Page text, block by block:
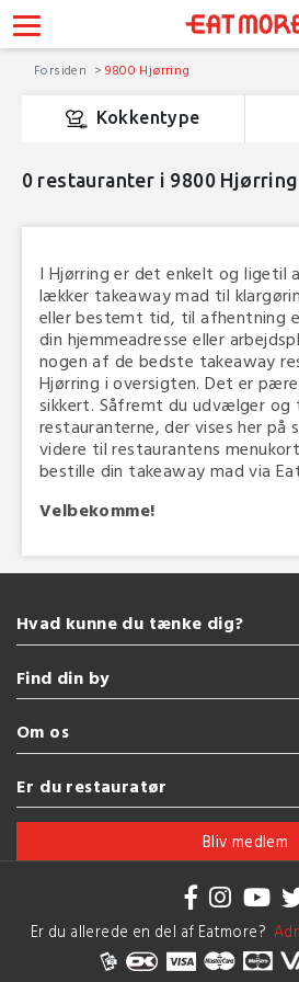
Forsiden 9800 Hjørring
Kokkentype
0 restauranter i 9800 Hjørring
I Hjørring er det enkelt og ligetil
lækker takeaway mad til
eller bestemt tid, til afhentning
din hjemmeadresse eller
nogen af de bedste takeaway
Hjørring i oversigten. Det er
sikkert. Såfremt du udvælger og
restauranterne, der vises her på
videre til restaurantens
bestille din takeaway mad via
Velbekomme!
Hvad kunne du tænke dig?
Takeaway
Sushi
Glutenfri
Grill
Se flere køkkener
Find din by
Sønderborg
Kolding
Esbjerg
Vejle
Om os
Handelsbetingelser
Brug af cookies
Er du restauratør
Bliv medlem
Er du allerede en del af Eatmore?